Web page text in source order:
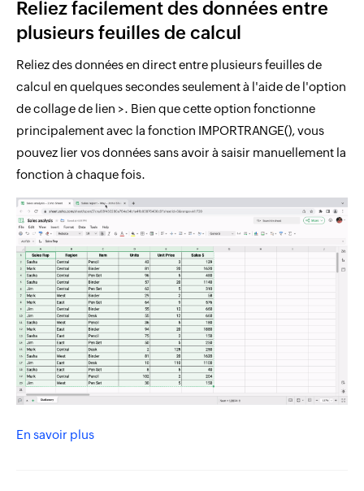
Reliez facilement des données entre
plusieurs feuilles de calcul
Reliez des données en direct entre plusieurs feuilles de
calcul en quelques secondes seulement à l'aide de l'option
de collage de lien >. Bien que cette option fonctionne
principalement avec la fonction IMPORTRANGE(), vous
pouvez lier vos données sans avoir à saisir manuellement la
fonction à chaque fois.
En savoir plus